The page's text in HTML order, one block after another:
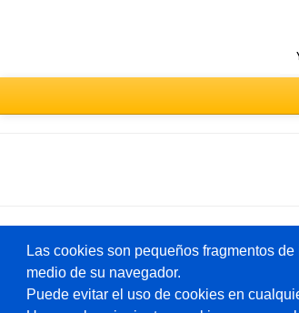
Las cookies son pequeños fragmentos
medio de su navegador.
Puede evitar el uso de cookies en